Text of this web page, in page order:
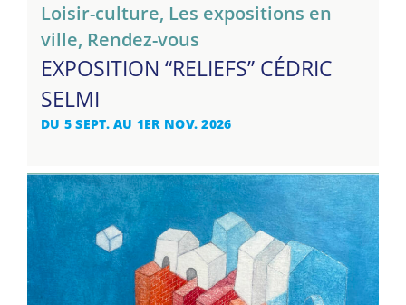
Loisir-culture, Les expositions en
ville, Rendez-vous
EXPOSITION “RELIEFS” CÉDRIC
SELMI
DU 5 SEPT. AU 1ER NOV. 2026